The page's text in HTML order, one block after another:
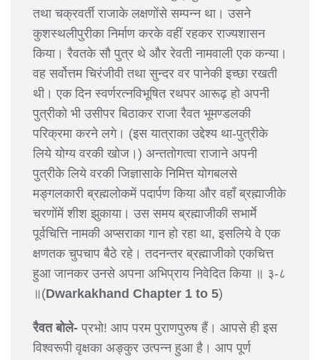
तथा चक्रवर्ती राजाके लक्षणोंसे सम्पन्न था। उसने
कुशस्थलीपुरीका निर्माण करके वहीं रहकर राज्यशासन
किया। रैवतके सौ पुत्र थे और रेवती नामवाली एक कन्या।
वह सर्वोत्तम चिरंजीवी तथा सुन्दर वर पानेकी इच्छा रखती
थी। एक दिन स्वर्णरत्नविभूषित रथपर आरूढ़ हो अपनी
पुत्रीको भी उसीपर बिठाकर राजा रैवत भूमण्डलकी
परिक्रमा करने लगे। (इस यात्राका उद्देश्य था-पुत्रीके
लिये योग्य वरकी खोज।) अन्ततोगत्वा राजाने अपनी
पुत्रीके लिये वरकी जिज्ञासाके निमित्त योगबलसे
मङ्गलकारी ब्रह्मलोकमें पदार्पण किया और वहाँ ब्रह्माजीके
चरणोंमें शीश झुकाया। उस समय ब्रह्माजीकी सभार्मे
पूर्वचित्ति नामकी अप्सराका गान हो रहा था, इसलिये वे एक
क्षणतक चुपचाप बैठे रहे। तदनन्तर ब्रह्माजीको एकचित्त
हुआ जानकर उनसे अपना अभिप्राय निवेदित किया ॥ ३-८
॥(Dwarkakhand Chapter 1 to 5)
रैवत बोले- प्रभो! आप परम पुराणपुरुष हैं। आपसे ही इस
विश्वरूपी वृक्षका अङ्कुर उत्पन्न हुआ है। आप पूर्ण